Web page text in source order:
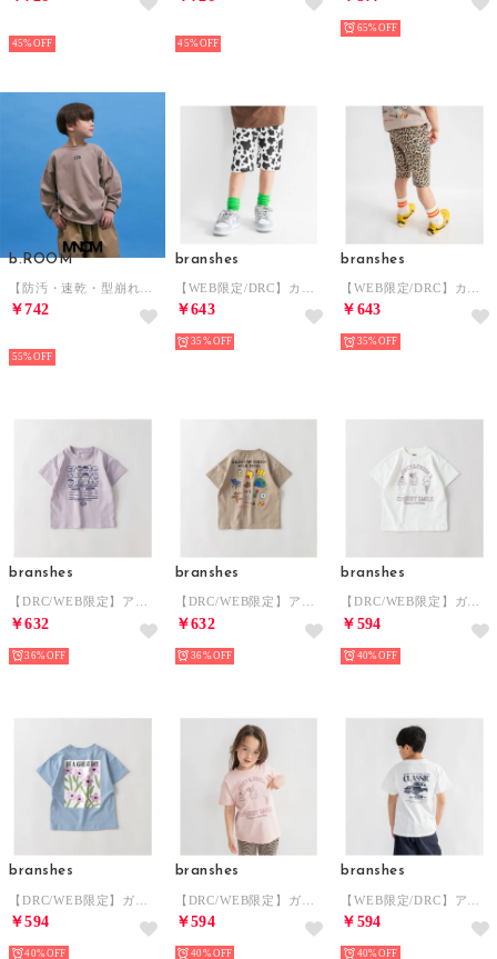
45% 45%
65%
b.ROOM
￥742
55%
branshes
￥643
35%
branshes
￥643
35%
branshes
￥632
36%
branshes
￥632
36%
branshes
￥594
40%
branshes
￥594
40%
branshes
￥594
40%
branshes
￥594
40%